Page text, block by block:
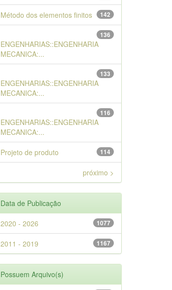
142
Método dos elementos finitos
136
ENGENHARIAS::ENGENHARIA
MECANICA:...
133
ENGENHARIAS::ENGENHARIA
MECANICA:...
116
ENGENHARIAS::ENGENHARIA
MECANICA:...
114
Projeto de produto
próximo >
Data de Publicação
1077
2020 - 2026
1167
2011 - 2019
Possuem Arquivo(s)